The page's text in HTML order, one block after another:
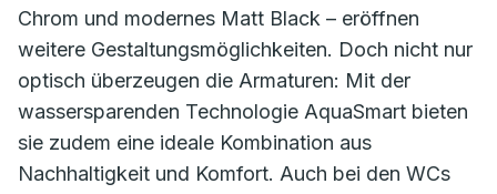
Chrom und modernes Matt Black – eröffnen
weitere Gestaltungsmöglichkeiten. Doch nicht nur
optisch überzeugen die Armaturen: Mit der
wassersparenden Technologie AquaSmart bieten
sie zudem eine ideale Kombination aus
Nachhaltigkeit und Komfort. Auch bei den WCs